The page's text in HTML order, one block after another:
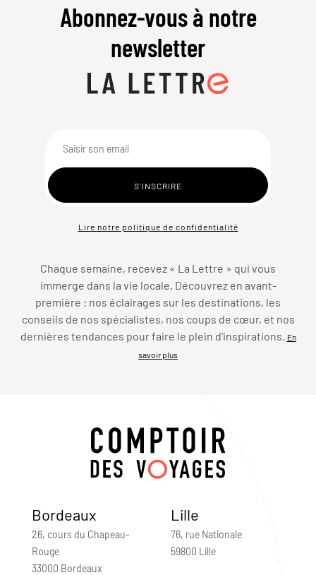
Abonnez-vous à notre
newsletter
Lire notre politique de confidentialité
Chaque semaine, recevez « La Lettre » qui vous
immerge dans la vie locale. Découvrez en avant-
première : nos éclairages sur les destinations, les
conseils de nos spécialistes, nos coups de cœur, et nos
dernières tendances pour faire le plein d’inspirations. En
savoir plus
Bordeaux
26, cours du Chapeau-
Rouge
33000 Bordeaux
Lille
76, rue Nationale
59800 Lille